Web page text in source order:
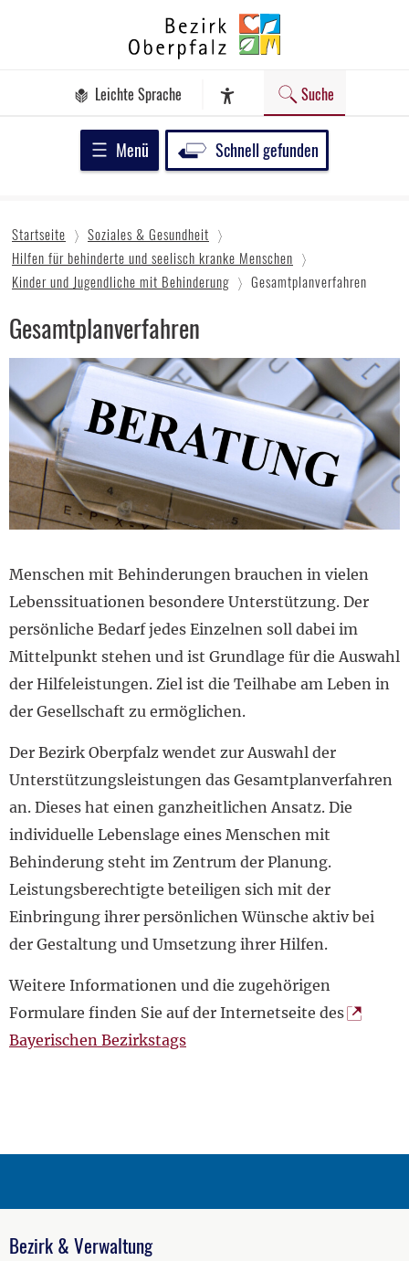
Bezirk
Oberpfalz
Leichte Sprache
Assistenz-Software
Suche
Menü Schnell gefunden
Startseite
Soziales & Gesundheit
Hilfen für behinderte und seelisch kranke Menschen
Kinder und Jugendliche mit Behinderung
Gesamtplanverfahren
Gesamtplanverfahren
Menschen mit Behinderungen brauchen in vielen
Lebenssituationen besondere Unterstützung. Der
persönliche Bedarf jedes Einzelnen soll dabei im
Mittelpunkt stehen und ist Grundlage für die Auswahl
der Hilfeleistungen. Ziel ist die Teilhabe am Leben in
der Gesellschaft zu ermöglichen.
Der Bezirk Oberpfalz wendet zur Auswahl der
Unterstützungsleistungen das Gesamtplanverfahren
an. Dieses hat einen ganzheitlichen Ansatz. Die
individuelle Lebenslage eines Menschen mit
Behinderung steht im Zentrum der Planung.
Leistungsberechtigte beteiligen sich mit der
Einbringung ihrer persönlichen Wünsche aktiv bei
der Gestaltung und Umsetzung ihrer Hilfen.
Weitere Informationen und die zugehörigen
Formulare finden Sie auf der Internetseite des
Bayerischen Bezirkstags
Bezirk & Verwaltung